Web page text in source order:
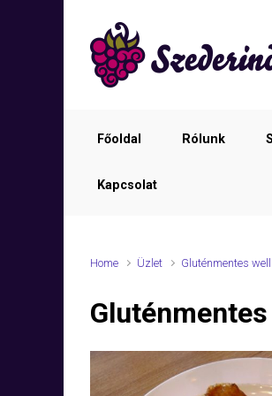
Főoldal Rólunk
Kapcsolat
Home Üzlet Gluténmentes